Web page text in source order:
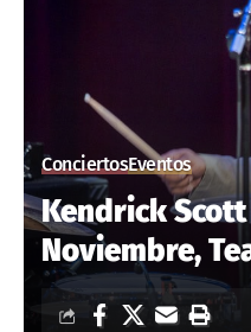
ConciertosEventos
Kendrick Scott
Noviembre,